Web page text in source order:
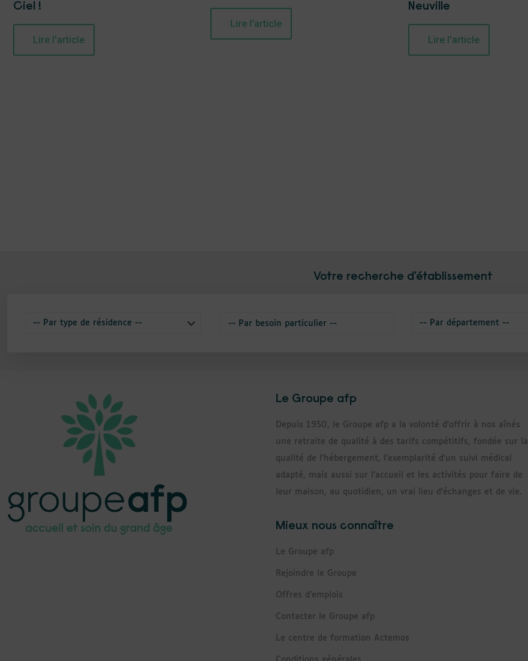
Ciel !
Lire l'article
Lire l'article
Neuville
Lire l'article
Votre recherche d'établissement
Le Groupe afp
Depuis 1950, le Groupe afp a la volonté d’offrir à nos aînés
une retraite de qualité à des tarifs compétitifs, fondée sur la
qualité de l’hébergement, l’exemplarité d’un suivi médical
adapté, mais aussi sur l’accueil et les activités pour faire de
leur maison, au quotidien, un vrai lieu d’échanges et de vie.
Mieux nous connaître
Le Groupe afp
Rejoindre le Groupe
Offres d’emplois
Contacter le Groupe afp
Le centre de formation Actemos